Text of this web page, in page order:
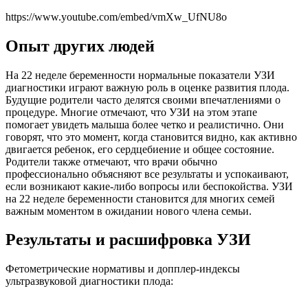
https://www.youtube.com/embed/vmXw_UfNU8o
Опыт других людей
На 22 неделе беременности нормальные показатели УЗИ
диагностики играют важную роль в оценке развития плода.
Будущие родители часто делятся своими впечатлениями о
процедуре. Многие отмечают, что УЗИ на этом этапе
помогает увидеть малыша более четко и реалистично. Они
говорят, что это момент, когда становится видно, как активно
двигается ребенок, его сердцебиение и общее состояние.
Родители также отмечают, что врачи обычно
профессионально объясняют все результаты и успокаивают,
если возникают какие-либо вопросы или беспокойства. УЗИ
на 22 неделе беременности становится для многих семей
важным моментом в ожидании нового члена семьи.
Результаты и расшифровка УЗИ
Фетометрические нормативы и допплер-индексы
ультразвуковой диагностики плода: